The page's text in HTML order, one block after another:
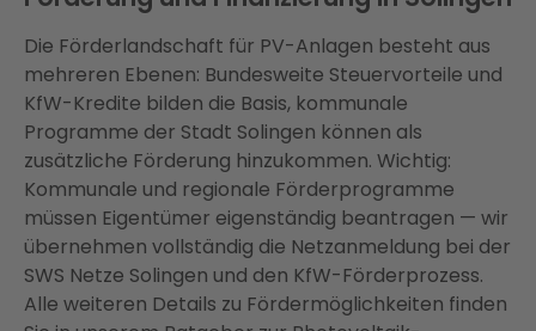
Die Förderlandschaft für PV-Anlagen besteht aus
mehreren Ebenen: Bundesweite Steuervorteile und
KfW-Kredite bilden die Basis, kommunale
Programme der Stadt Solingen können als
zusätzliche Förderung hinzukommen. Wichtig:
Kommunale und regionale Förderprogramme
müssen Eigentümer eigenständig beantragen — wir
übernehmen vollständig die Netzanmeldung bei der
SWS Netze Solingen und den KfW-Förderprozess.
Alle weiteren Details zu Fördermöglichkeiten finden